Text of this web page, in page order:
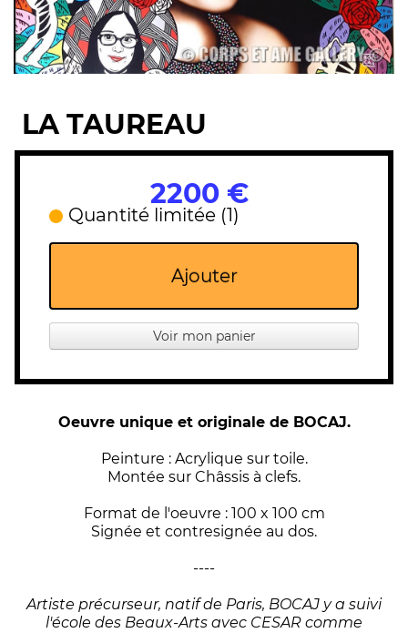
LA TAUREAU
2200 €
Quantité limitée (1)
Ajouter
Voir mon panier
Oeuvre unique et originale de BOCAJ.
Peinture : Acrylique sur toile.
Montée sur Châssis à clefs.
Format de l'oeuvre : 100 x 100 cm
Signée et contresignée au dos.
----
Artiste précurseur, natif de Paris, BOCAJ y a suivi
l'école des Beaux-Arts avec CESAR comme